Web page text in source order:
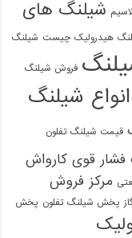
شیلنگ های
هیدرولیک چیست شیلنگ
فروش شیلنگ
شیلنگ
قیمت شیلنگ تفلون
قوی کارواش
مرکز فروش
پخش شیلنگ تفلون پخش
09129586863